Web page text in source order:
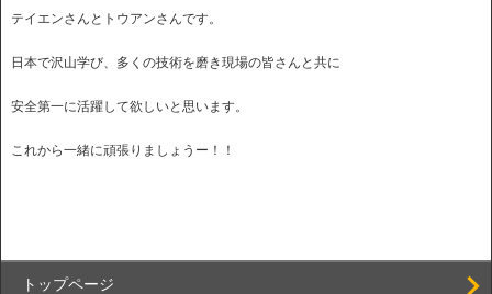
テイエンさんとトウアンさんです。
日本で沢山学び、多くの技術を磨き現場の皆さんと共に
安全第一に活躍して欲しいと思います。
これから一緒に頑張りましょうー！！
トップページ